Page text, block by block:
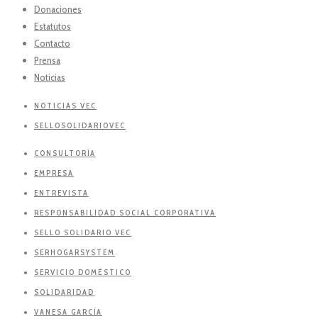
Donaciones
Estatutos
Contacto
Prensa
Noticias
NOTICIAS VEC
SELLOSOLIDARIOVEC
CONSULTORÍA
EMPRESA
ENTREVISTA
RESPONSABILIDAD SOCIAL CORPORATIVA
SELLO SOLIDARIO VEC
SERHOGARSYSTEM
SERVICIO DOMÉSTICO
SOLIDARIDAD
VANESA GARCÍA